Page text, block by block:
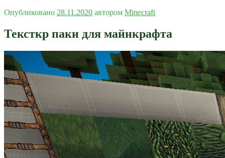
Опубликовано 28.11.2020 автором Minecraft
Тексткр паки для майнкрафта